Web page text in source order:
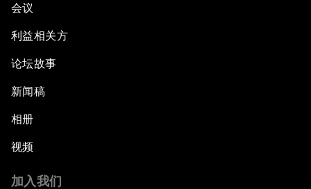
会议
利益相关方
论坛故事
新闻稿
相册
视频
加入我们